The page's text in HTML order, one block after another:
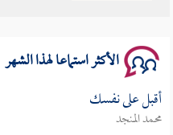
الأكثر استماعا لهذا الشهر
أقبل على نفسك
محمد المنجد